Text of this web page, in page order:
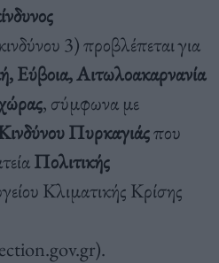
3) προβλέπεται για
Εύβοια, Αιτωλοακαρνανία
, σύμφωνα με
Πυρκαγιάςπου
Πολιτικής
Κλιματικής Κρίσης